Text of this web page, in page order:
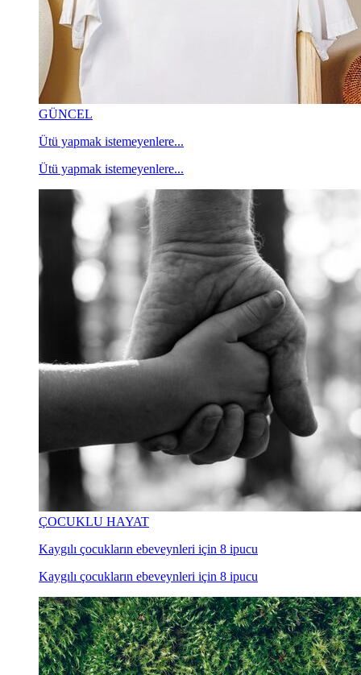
GÜNCEL
Ütü yapmak istemeyenlere...
Ütü yapmak istemeyenlere...
ÇOCUKLU HAYAT
Kaygılı çocukların ebeveynleri için 8 ipucu
Kaygılı çocukların ebeveynleri için 8 ipucu